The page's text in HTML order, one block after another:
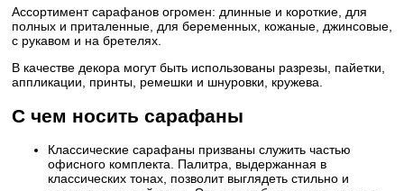
Ассортимент сарафанов огромен: длинные и короткие, для
полных и приталенные, для беременных, кожаные, джинсовые,
с рукавом и на бретелях.
В качестве декора могут быть использованы разрезы, пайетки,
аппликации, принты, ремешки и шнуровки, кружева.
С чем носить сарафаны
Классические сарафаны призваны служить частью
офисного комплекта. Палитра, выдержанная в
классических тонах, позволит выглядеть стильно и